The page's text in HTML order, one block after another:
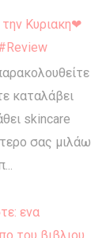
την Κυριακη❤
καταλάβει
skincare
σας μιλάω
ενα